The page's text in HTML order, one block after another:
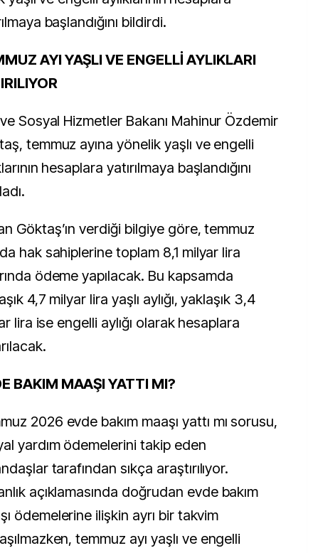
başlandığını bildirdi.
AYI YAŞLI VE ENGELLİ AYLIKLARI
Sosyal Hizmetler Bakanı Mahinur Özdemir
temmuz ayına yönelik yaşlı ve engelli
hesaplara yatırılmaya başlandığını
Göktaş’ın verdiği bilgiye göre, temmuz
hak sahiplerine toplam 8,1 milyar lira
ödeme yapılacak. Bu kapsamda
4,7 milyar lira yaşlı aylığı, yaklaşık 3,4
lira ise engelli aylığı olarak hesaplara
BAKIM MAAŞI YATTI MI?
2026 evde bakım maaşı yattı mı sorusu,
yardım ödemelerini takip eden
tarafından sıkça araştırılıyor.
açıklamasında doğrudan evde bakım
ödemelerine ilişkin ayrı bir takvim
temmuz ayı yaşlı ve engelli